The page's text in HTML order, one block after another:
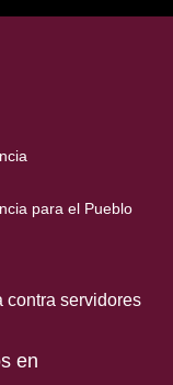
para el Pueblo
contra servidores
en